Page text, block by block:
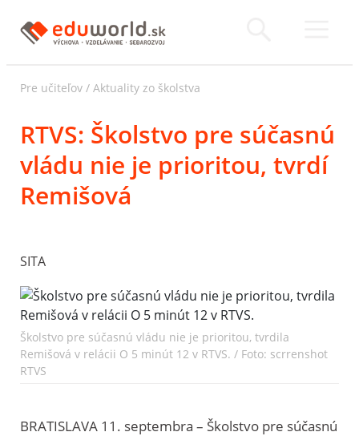
Pre učiteľov / Aktuality zo školstva
RTVS: Školstvo pre súčasnú
vládu nie je prioritou, tvrdí
Remišová
SITA
Školstvo pre súčasnú vládu nie je prioritou, tvrdila
Remišová v relácii O 5 minút 12 v RTVS. / Foto: scrrenshot
RTVS
BRATISLAVA 11. septembra – Školstvo pre súčasnú